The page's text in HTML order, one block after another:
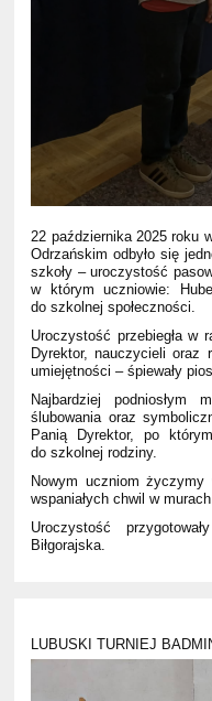
22 października 2025 roku
Odrzańskim odbyło się
szkoły – uroczystość
w którym uczniowie:
do szkolnej społeczności.
Uroczystość przebiegła w
Dyrektor, nauczycieli oraz
umiejętności – śpiewały
Najbardziej podniosłym
ślubowania oraz
Panią Dyrektor, po
do szkolnej rodziny.
Nowym uczniom
wspaniałych chwil w
Uroczystość
Biłgorajska.
LUBUSKI TURNIEJ